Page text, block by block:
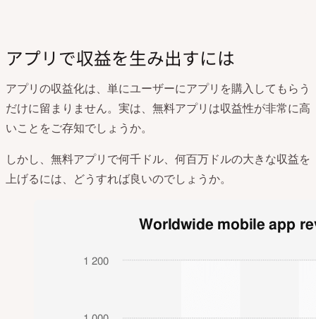
アプリで収益を生み出すには
アプリの収益化は、単にユーザーにアプリを購入してもらう
だけに留まりません。実は、無料アプリは収益性が非常に高
いことをご存知でしょうか。
しかし、無料アプリで何千ドル、何百万ドルの大きな収益を
上げるには、どうすれば良いのでしょうか。